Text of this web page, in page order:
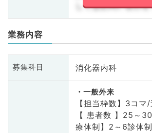
しくはお問い合わ
業務内容
募集科目 消化器内科
一般外来
【担当枠数】3コマ
【 患者数 】25～
療体制】2～6診体